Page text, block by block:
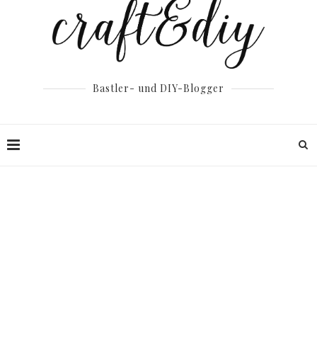
Bastler- und DIY-Blogger